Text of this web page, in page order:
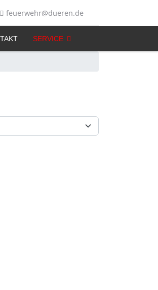
feuerwehr@dueren.de
SERVICE